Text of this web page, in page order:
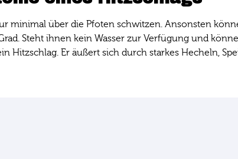
minimal über die Pfoten schwitzen. Ansonsten
Steht ihnen kein Wasser zur Verfügung und
Hitzschlag. Er äußert sich durch starkes Hecheln,